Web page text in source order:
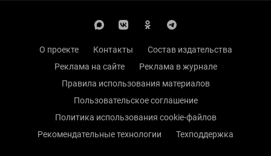
О проекте Контакты
Состав издательства
Реклама на сайте
Реклама в журнале
Правила использования материалов
Пользовательское соглашение
Политика использования cookie-файлов
Рекомендательные технологии
Техподдержка